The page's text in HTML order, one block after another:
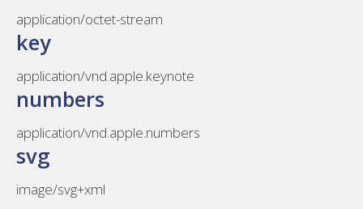
application/octet-stream
key
application/vnd.apple.keynote
numbers
application/vnd.apple.numbers
svg
image/svg+xml